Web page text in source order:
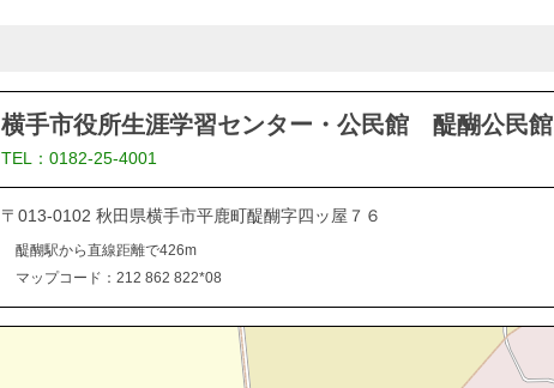
横手市役所生涯学習センター・公民館 醍醐公民館
TEL：0182-25-4001
〒013-0102 秋田県横手市平鹿町醍醐字四ッ屋７６
醍醐駅から直線距離で426m
マップコード：212 862 822*08